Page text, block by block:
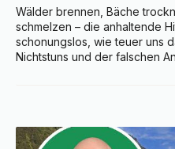
Wälder brennen, Bäche
schmelzen – die anhaltende
schonungslos, wie teuer uns
Nichtstuns und der falschen